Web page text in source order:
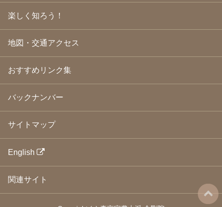
2009年2月(19)
2009年1月(25)
2008年10月
(31)
2008年9月(24)
2008年8月(24)
2008年5月(21)
(24)
2008年2月 (21)
2008年1月(23)
2007年12月
2007年9月
2007年8月(26)
楽しく知ろう！
地図・交通アクセス
おすすめリンク集
バックナンバー
サイトマップ
English
関連サイト